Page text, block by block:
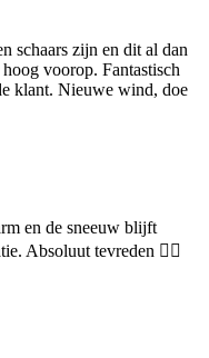
schaars zijn en dit al dan
voorop. Fantastisch
klant. Nieuwe wind, doe
en de sneeuw blijft
Absoluut tevreden 👌🏻